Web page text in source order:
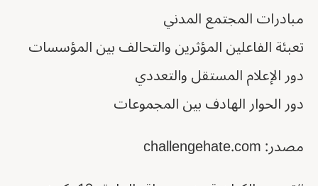
مبادرات المجتمع المدني
تعبئة الفاعلين المؤثرين والتحالف بين المؤسسات
دور الإعلام المستقل والتعددي
دور الحوار الهادف بين المجموعات
مصدر: challengehate.com